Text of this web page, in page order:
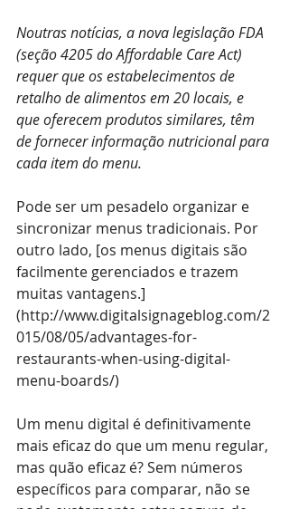
Noutras notícias, a nova legislação FDA
(seção 4205 do Affordable Care Act)
requer que os estabelecimentos de
retalho de alimentos em 20 locais, e
que oferecem produtos similares, têm
de fornecer informação nutricional para
cada item do menu.
Pode ser um pesadelo organizar e
sincronizar menus tradicionais. Por
outro lado, [os menus digitais são
facilmente gerenciados e trazem
muitas vantagens.]
(http://www.digitalsignageblog.com/2
015/08/05/advantages-for-
restaurants-when-using-digital-
menu-boards/)
Um menu digital é definitivamente
mais eficaz do que um menu regular,
mas quão eficaz é? Sem números
específicos para comparar, não se